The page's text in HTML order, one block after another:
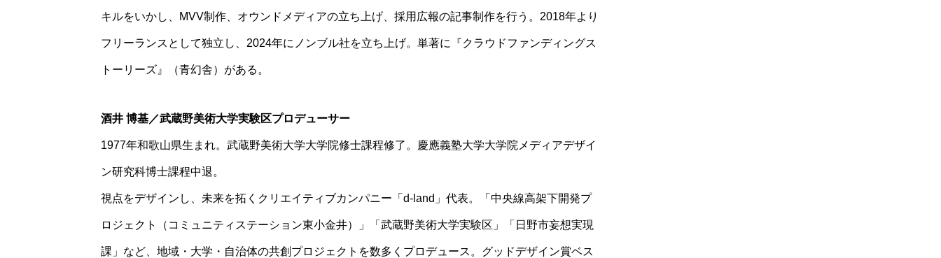
キルをいかし、MVV制作、オウンドメディアの立ち上げ、採用広報の記事制作を行う。2018年より
フリーランスとして独立し、2024年にノンブル社を立ち上げ。単著に『クラウドファンディングス
トーリーズ』（青幻舎）がある。
酒井 博基／武蔵野美術大学実験区プロデューサー
1977年和歌山県生まれ。武蔵野美術大学大学院修士課程修了。慶應義塾大学大学院メディアデザイ
ン研究科博士課程中退。
視点をデザインし、未来を拓くクリエイティブカンパニー「d-land」代表。「中央線高架下開発プ
ロジェクト（コミュニティステーション東小金井）」「武蔵野美術大学実験区」「日野市妄想実現
課」など、地域・大学・自治体の共創プロジェクトを数多くプロデュース。グッドデザイン賞ベス